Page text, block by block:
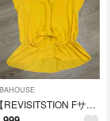
【REVISITSTION Fサイズ】リボンシアーブラウス半袖黄色イエロー Vネック マスタード トップス リヴィジテーション